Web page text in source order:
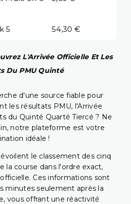
5 54,30 €
L'Arrivée Officielle Et Les
Du PMU Quinté
d'une source fiable pour
les résultats PMU, l'Arrivée
du Quinté Quarté Tiercé ? Ne
notre plateforme est votre
idéale !
le classement des cinq
la course dans l'ordre exact,
Ces informations sont
minutes seulement après la
vous offrant une réactivité